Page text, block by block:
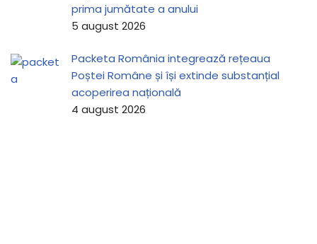
prima jumătate a anului
5 august 2026
Packeta România integrează rețeaua
Poștei Române și își extinde substanțial
acoperirea națională
4 august 2026